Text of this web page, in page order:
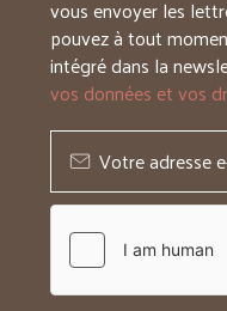
vous envoyer les
pouvez à tout
intégré dans la
vos données et vos